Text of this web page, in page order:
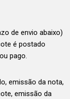
de envio abaixo)
é postado
pago.
emissão da nota,
emissão da